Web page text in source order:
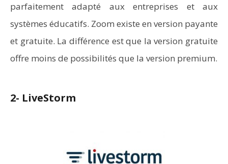
parfaitement adapté aux entreprises et aux
systèmes éducatifs. Zoom existe en version payante
et gratuite. La différence est que la version gratuite
offre moins de possibilités que la version premium.
2- LiveStorm